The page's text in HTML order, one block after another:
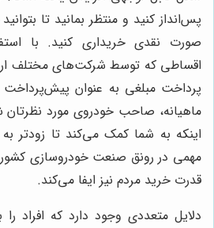
پس‌انداز کنید و منتظر بمانید تا
صورت نقدی خریداری کنید. با
اقساطی که توسط شرکت‌های مختلف
پرداخت مبلغی به عنوان
ماهیانه، صاحب خودروی مورد نظرتان
اینکه به شما کمک می‌کند تا زودتر
مهمی در رونق صنعت خودروسازی
قدرت خرید مردم نیز ایفا می‌کند.
دلایل متعددی وجود دارد که